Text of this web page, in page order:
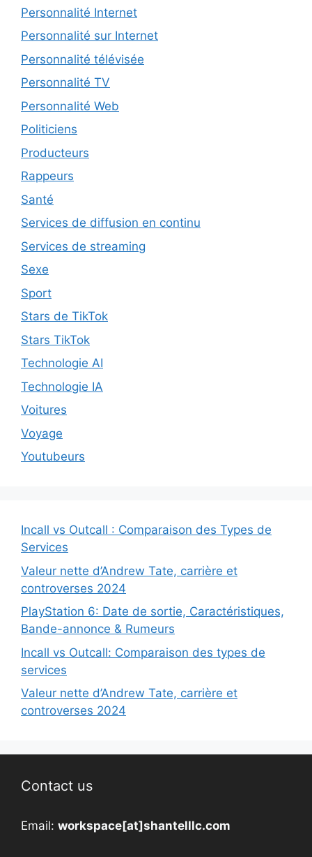
Personnalité Internet
Personnalité sur Internet
Personnalité télévisée
Personnalité TV
Personnalité Web
Politiciens
Producteurs
Rappeurs
Santé
Services de diffusion en continu
Services de streaming
Sexe
Sport
Stars de TikTok
Stars TikTok
Technologie AI
Technologie IA
Voitures
Voyage
Youtubeurs
Incall vs Outcall : Comparaison des Types de
Services
Valeur nette d’Andrew Tate, carrière et
controverses 2024
PlayStation 6: Date de sortie, Caractéristiques,
Bande-annonce & Rumeurs
Incall vs Outcall: Comparaison des types de
services
Valeur nette d’Andrew Tate, carrière et
controverses 2024
Contact us
Email: workspace[at]shantelllc.com